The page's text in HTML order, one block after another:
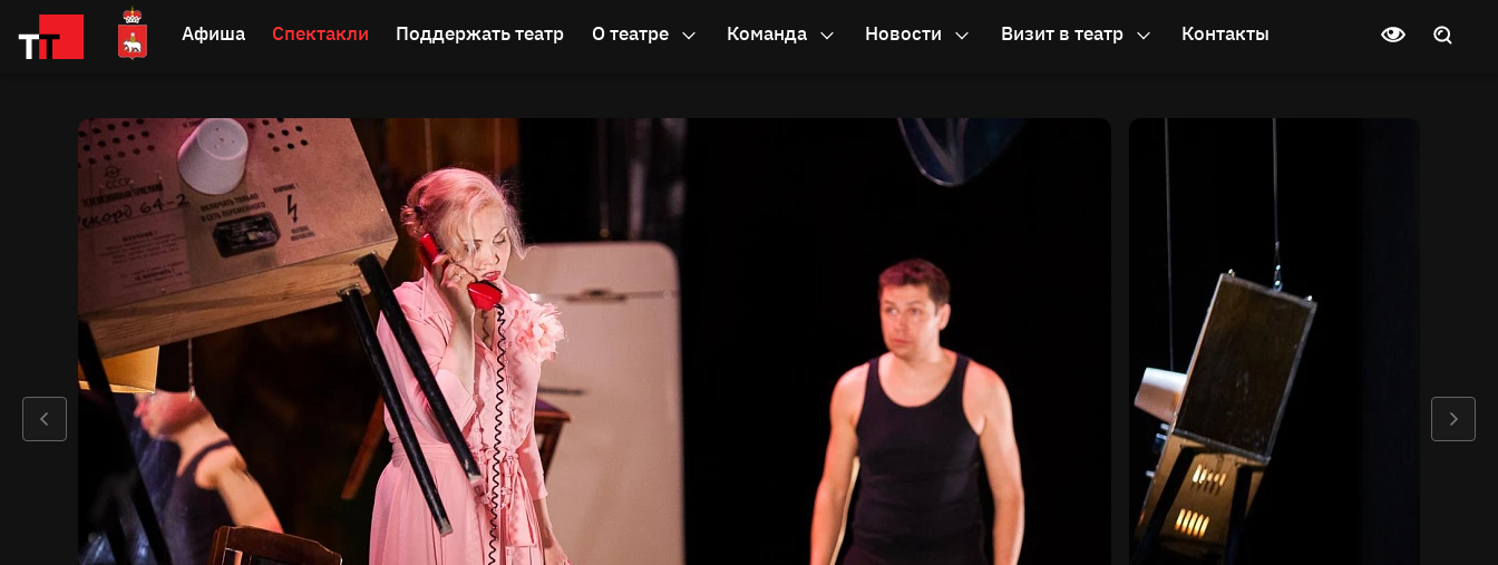
Афиша Спектакли Поддержать театр О театре Команда Новости Визит в театр Контакты